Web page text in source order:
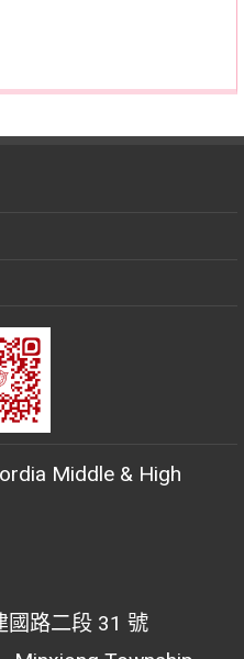
Middle & High
國路二段 31 號